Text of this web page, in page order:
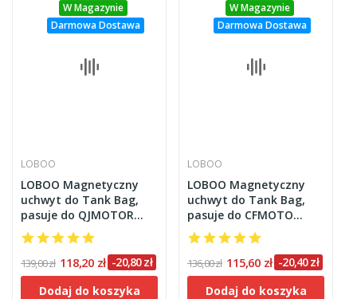
W Magazynie
Darmowa Dostawa
LOBOO
LOBOO Magnetyczny
uchwyt do Tank Bag,
pasuje do QJMOTOR
SRT750, SRV600,
SRK600RR, SRK800RR,
SRK400RR, SRK450RR,
SRK250RR, SVT650
139,00 zł 118,20 zł -20,80 zł
Dodaj do koszyka
W Magazynie
Darmowa Dostawa
LOBOO
LOBOO Magnetyczny
uchwyt do Tank Bag,
pasuje do CFMOTO
450MT
136,00 zł 115,60 zł -20,40 zł
Dodaj do koszyka